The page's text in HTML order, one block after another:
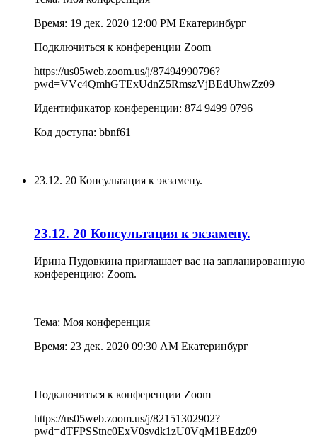
Время: 19 дек. 2020 12:00 PM Екатеринбург
Подключиться к конференции Zoom
https://us05web.zoom.us/j/87494990796?
pwd=VVc4QmhGTExUdnZ5RmszVjBEdUhwZz09
Идентификатор конференции: 874 9499 0796
Код доступа: bbnf61
23.12. 20 Консультация к экзамену.
23.12. 20 Консультация к экзамену.
Ирина Пудовкина приглашает вас на запланированную
конференцию: Zoom.
Тема: Моя конференция
Время: 23 дек. 2020 09:30 AM Екатеринбург
Подключиться к конференции Zoom
https://us05web.zoom.us/j/82151302902?
pwd=dTFPSStnc0ExV0svdk1zU0VqM1BEdz09